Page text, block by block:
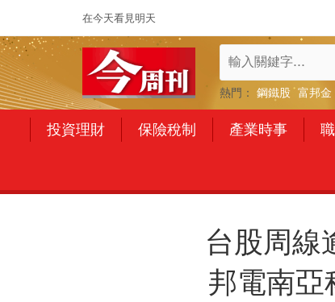
在今天看見明天
熱門： 鋼鐵股 富邦金
投資理財 保險稅制 產業時事
台股周線
邦電南